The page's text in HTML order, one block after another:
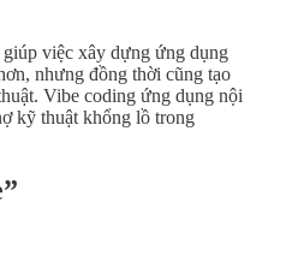
việc xây dựng ứng dụng
nhưng đồng thời cũng tạo
Vibe coding ứng dụng nội
kỹ thuật khổng lồ trong